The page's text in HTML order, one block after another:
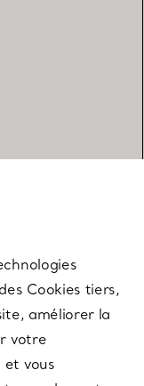
Cookies tiers,
améliorer la
votre
et vous